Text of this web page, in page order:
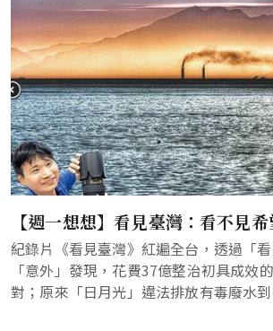
【週一想想】看見臺灣：看不見
紀錄片《看見臺灣》紅遍全台，透過「
「意外」發現，花費37億整治初具成效
對；原來「日月光」違法排放有毒廢水